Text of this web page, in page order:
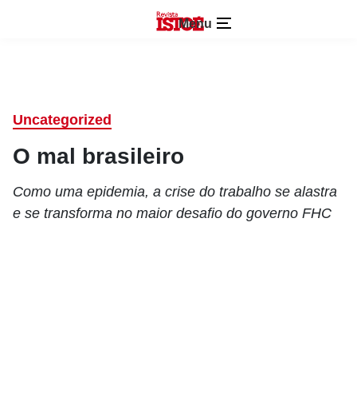
Menu
Uncategorized
O mal brasileiro
Como uma epidemia, a crise do trabalho se alastra
e se transforma no maior desafio do governo FHC